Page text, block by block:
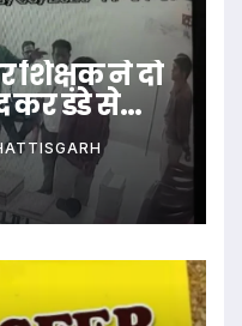
शिक्षक ने दो
कर डंडे से